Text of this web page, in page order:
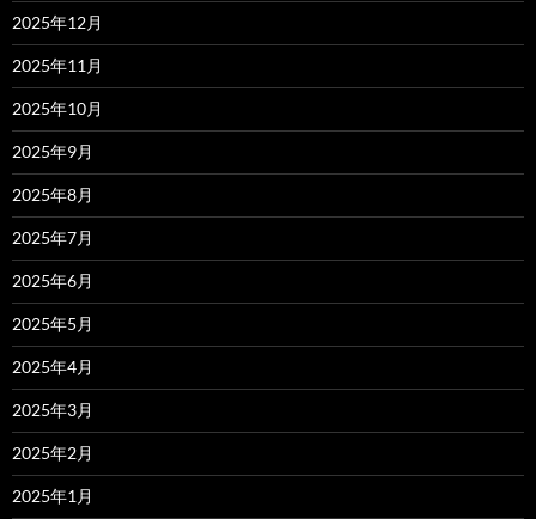
2025年12月
2025年11月
2025年10月
2025年9月
2025年8月
2025年7月
2025年6月
2025年5月
2025年4月
2025年3月
2025年2月
2025年1月